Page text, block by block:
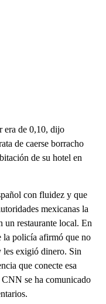
era de 0,10, dijo
de caerse borracho
de su hotel en
con fluidez y que
mexicanas la
un restaurante local. En
policía afirmó que no
les exigió dinero. Sin
que conecte esa
se ha comunicado